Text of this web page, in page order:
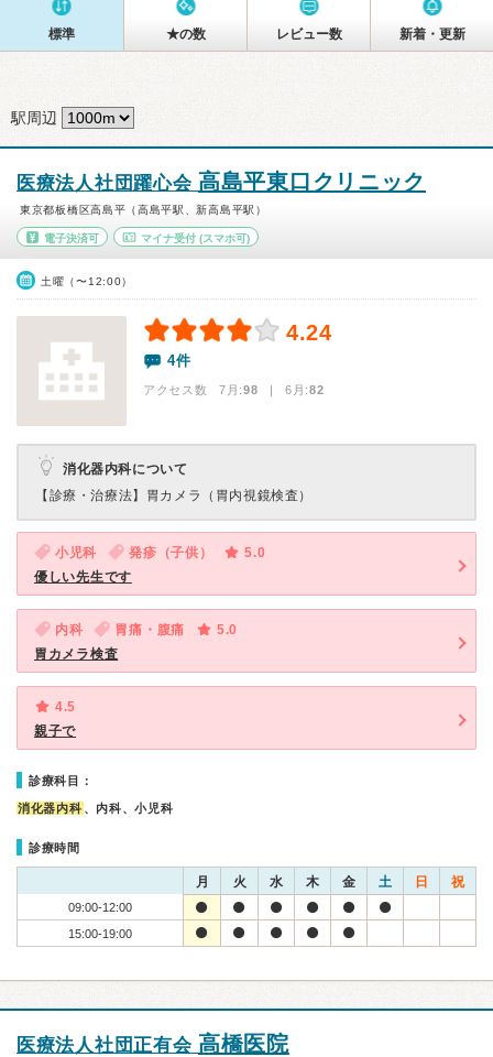
標準 ★の数 レビュー数 新着・更新
駅周辺
医療法人社団躍心会 高島平東口クリニック
東京都板橋区高島平（高島平駅、新高島平駅）
電子決済可 マイナ受付(スマホ可)
土曜（〜12:00）
4.24
4件
アクセス数 7月:98 | 6月:82
消化器内科について
【診療・治療法】 胃カメラ（胃内視鏡検査）
小児科 発疹（子供）
5.0
優しい先生です
内科 胃痛・腹痛
5.0
胃カメラ検査
4.5
親子で
診療科目：
消化器内科 、内科、小児科
診療時間
月 火 水 木 金 土 日 祝
09:00-12:00
15:00-19:00
医療法人社団正有会 高橋医院